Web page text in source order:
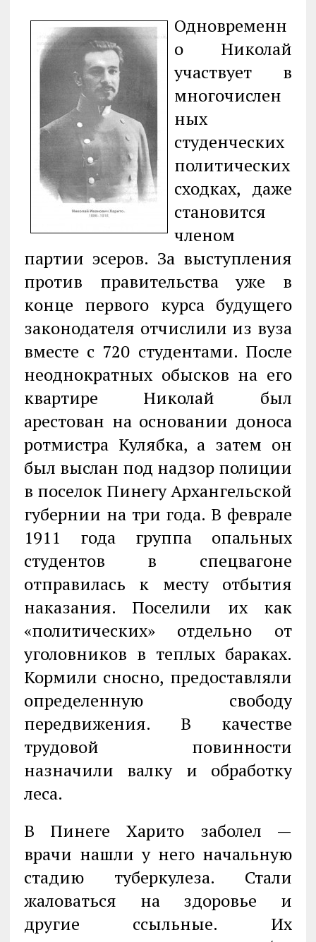
Одновременн
о Николай
участвует в
многочислен
ных
студенческих
политических
сходках, даже
становится
членом
партии эсеров. За выступления
против правительства уже в
конце первого курса будущего
законодателя отчислили из вуза
вместе с 720 студентами. После
неоднократных обысков на его
квартире Николай был
арестован на основании доноса
ротмистра Кулябка, а затем он
был выслан под надзор полиции
в поселок Пинегу Архангельской
губернии на три года. В феврале
1911 года группа опальных
студентов в спецвагоне
отправилась к месту отбытия
наказания. Поселили их как
«политических» отдельно от
уголовников в теплых бараках.
Кормили сносно, предоставляли
определенную свободу
передвижения. В качестве
трудовой повинности
назначили валку и обработку
леса.
В Пинеге Харито заболел —
врачи нашли у него начальную
стадию туберкулеза. Стали
жаловаться на здоровье и
другие ссыльные. Их